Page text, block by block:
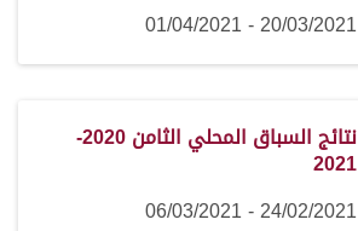
20/03/2021 - 01/04/2021
نتائج السباق المحلي الثامن 2020-
2021
24/02/2021 - 06/03/2021